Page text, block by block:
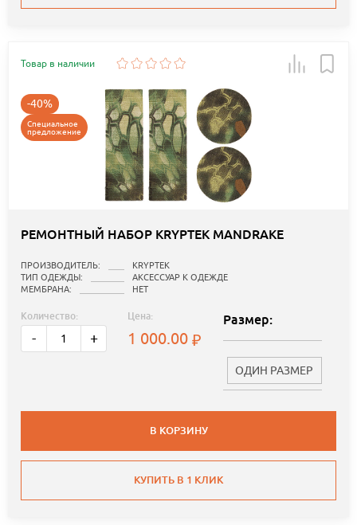
Товар в наличии
-40%
Специальное
предложение
РЕМОНТНЫЙ НАБОР KRYPTEK MANDRAKE
ПРОИЗВОДИТЕЛЬ:
KRYPTEK
ТИП ОДЕЖДЫ:
АКСЕССУАР К ОДЕЖДЕ
МЕМБРАНА:
НЕТ
Количество:
- +
Цена:
1 000.00
Размер:
ОДИН РАЗМЕР
В КОРЗИНУ
КУПИТЬ В 1 КЛИК